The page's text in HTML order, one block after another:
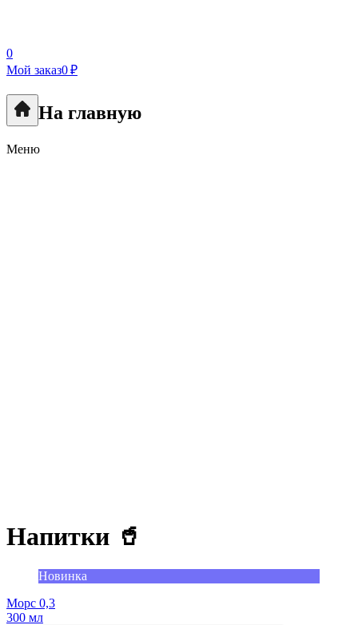
0
Мой заказ0 ₽
На главную
Меню
Напитки 🥤
Новинка
Морс 0,3
300 мл